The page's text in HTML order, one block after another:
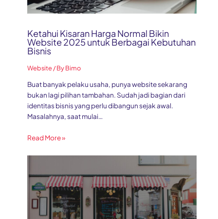
Ketahui Kisaran Harga Normal Bikin
Website 2025 untuk Berbagai Kebutuhan
Bisnis
Website/ ByBimo
Buat banyak pelaku usaha, punya website sekarang
bukan lagi pilihan tambahan. Sudah jadi bagian dari
identitas bisnis yang perlu dibangun sejak awal.
Masalahnya, saat mulai…
Read More »